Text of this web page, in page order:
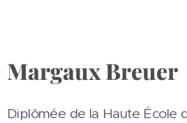
Margaux Breuer
Diplômée de la Haute École